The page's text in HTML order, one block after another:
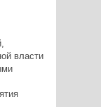
власти